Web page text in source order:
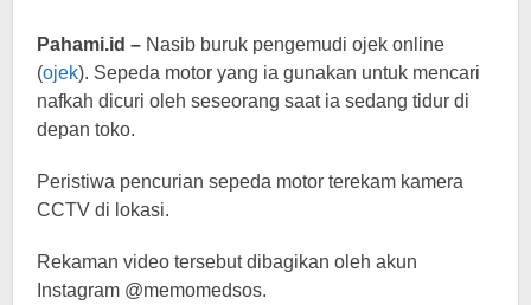
Pahami.id – Nasib buruk pengemudi ojek online
(ojek). Sepeda motor yang ia gunakan untuk mencari
nafkah dicuri oleh seseorang saat ia sedang tidur di
depan toko.
Peristiwa pencurian sepeda motor terekam kamera
CCTV di lokasi.
Rekaman video tersebut dibagikan oleh akun
Instagram @memomedsos.